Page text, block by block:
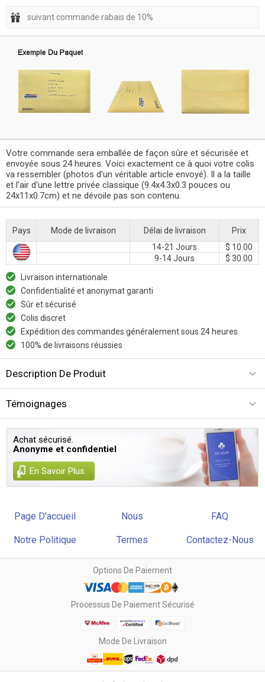
suivant commande rabais de 10%
Votre commande sera emballée de façon sûre et sécurisée et
envoyée sous 24 heures. Voici exactement ce à quoi votre colis
va ressembler (photos d'un véritable article envoyé). Il a la taille
et l'air d'une lettre privée classique (9.4x4.3x0.3 pouces ou
24x11x0.7cm) et ne dévoile pas son contenu.
Pays Mode de livraison Délai de livraison
Prix
14-21 Jours
$ 10.00
9-14 Jours
$ 30.00
Livraison internationale
Confidentialité et anonymat garanti
Sûr et sécurisé
Colis discret
Expédition des commandes généralement sous 24 heures
100% de livraisons réussies
Description De Produit
Témoignages
Achat sécurisé.
Anonyme et confidentiel
En Savoir Plus
Page D'accueil Nous FAQ
Notre Politique Termes Contactez-Nous
Options De Paiement
Processus De Paiement Sécurisé
Mode De Livraison